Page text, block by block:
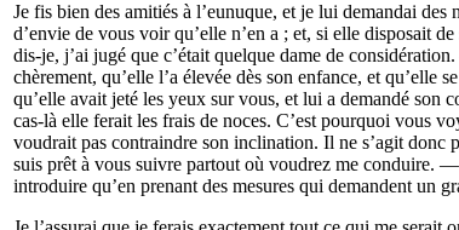
Je fis bien des amitiés à l’eunuque, et je lui demandai
d’envie de vous voir qu’elle n’en a ; et, si elle disposait
dis-je, j’ai jugé que c’était quelque dame de
chèrement, qu’elle l’a élevée dès son enfance, et qu’elle
qu’elle avait jeté les yeux sur vous, et lui a demandé son
cas-là elle ferait les frais de noces. C’est pourquoi vous
voudrait pas contraindre son inclination. Il ne s’agit donc
suis prêt à vous suivre partout où voudrez me conduire. —
introduire qu’en prenant des mesures qui demandent un